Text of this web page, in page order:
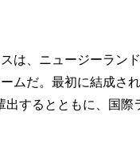
は、ニュージーラン
ムだ。最初に結成さ
出するとともに、国